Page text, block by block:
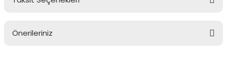
Önerileriniz